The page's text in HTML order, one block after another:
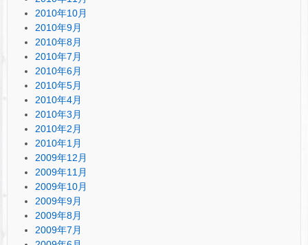
2010年10月
2010年9月
2010年8月
2010年7月
2010年6月
2010年5月
2010年4月
2010年3月
2010年2月
2010年1月
2009年12月
2009年11月
2009年10月
2009年9月
2009年8月
2009年7月